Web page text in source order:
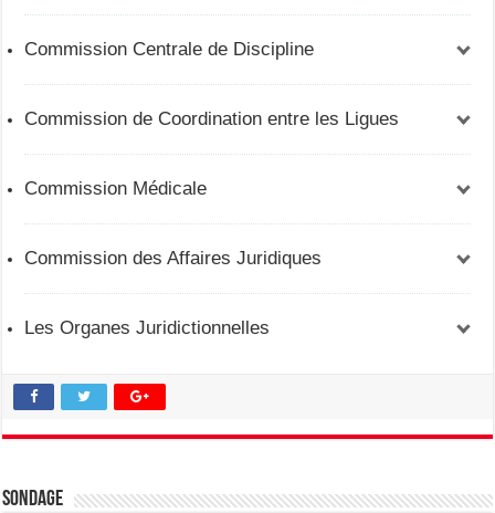
Lassaad Ben Attia :
Commission Centrale de Discipline
Slim Bouderbela :
Commission de Coordination entre les Ligues
Commission Médicale
Commission des Affaires Juridiques
Les Organes Juridictionnelles
Sondage